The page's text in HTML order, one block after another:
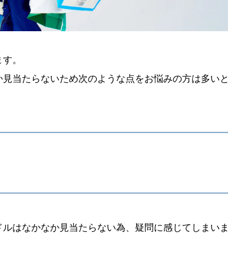
。
当たらないため次のような点をお悩みの方は多いと
はなかなか見当たらない為、疑問に感じてしまいま